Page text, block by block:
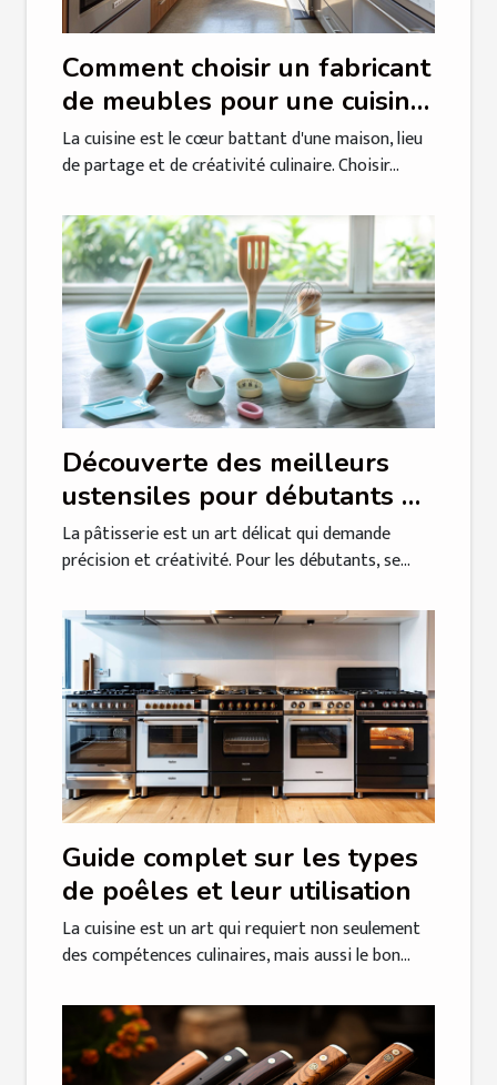
Comment choisir un fabricant
de meubles pour une cuisine
sur mesure
La cuisine est le cœur battant d'une maison, lieu
de partage et de créativité culinaire. Choisir...
Découverte des meilleurs
ustensiles pour débutants en
pâtisserie
La pâtisserie est un art délicat qui demande
précision et créativité. Pour les débutants, se...
Guide complet sur les types
de poêles et leur utilisation
La cuisine est un art qui requiert non seulement
des compétences culinaires, mais aussi le bon...